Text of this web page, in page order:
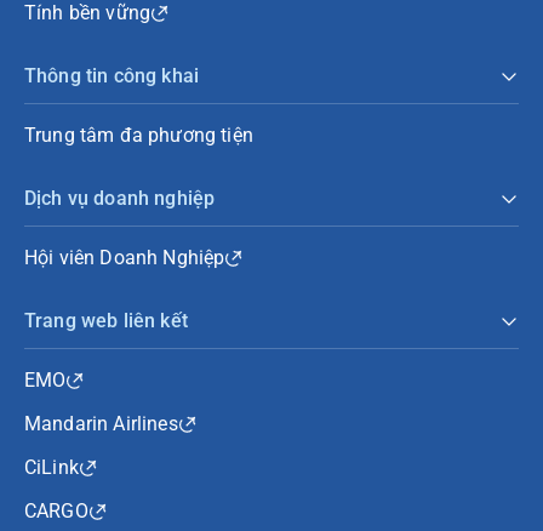
Tính bền vững
Thông tin công khai
Trung tâm đa phương tiện
Dịch vụ doanh nghiệp
Hội viên Doanh Nghiệp
Trang web liên kết
EMO
Mandarin Airlines
CiLink
CARGO